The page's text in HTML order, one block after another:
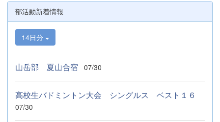
部活動新着情報
14日分
山岳部 夏山合宿 07/30
高校生バドミントン大会 シングルス ベスト１６
07/30